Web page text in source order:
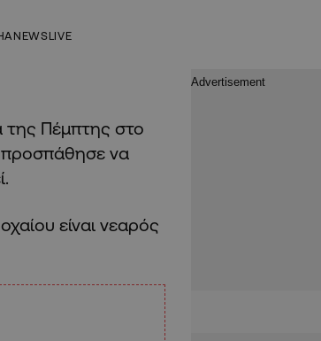
της Πέμπτης στο
προσπάθησε να
είναι νεαρός